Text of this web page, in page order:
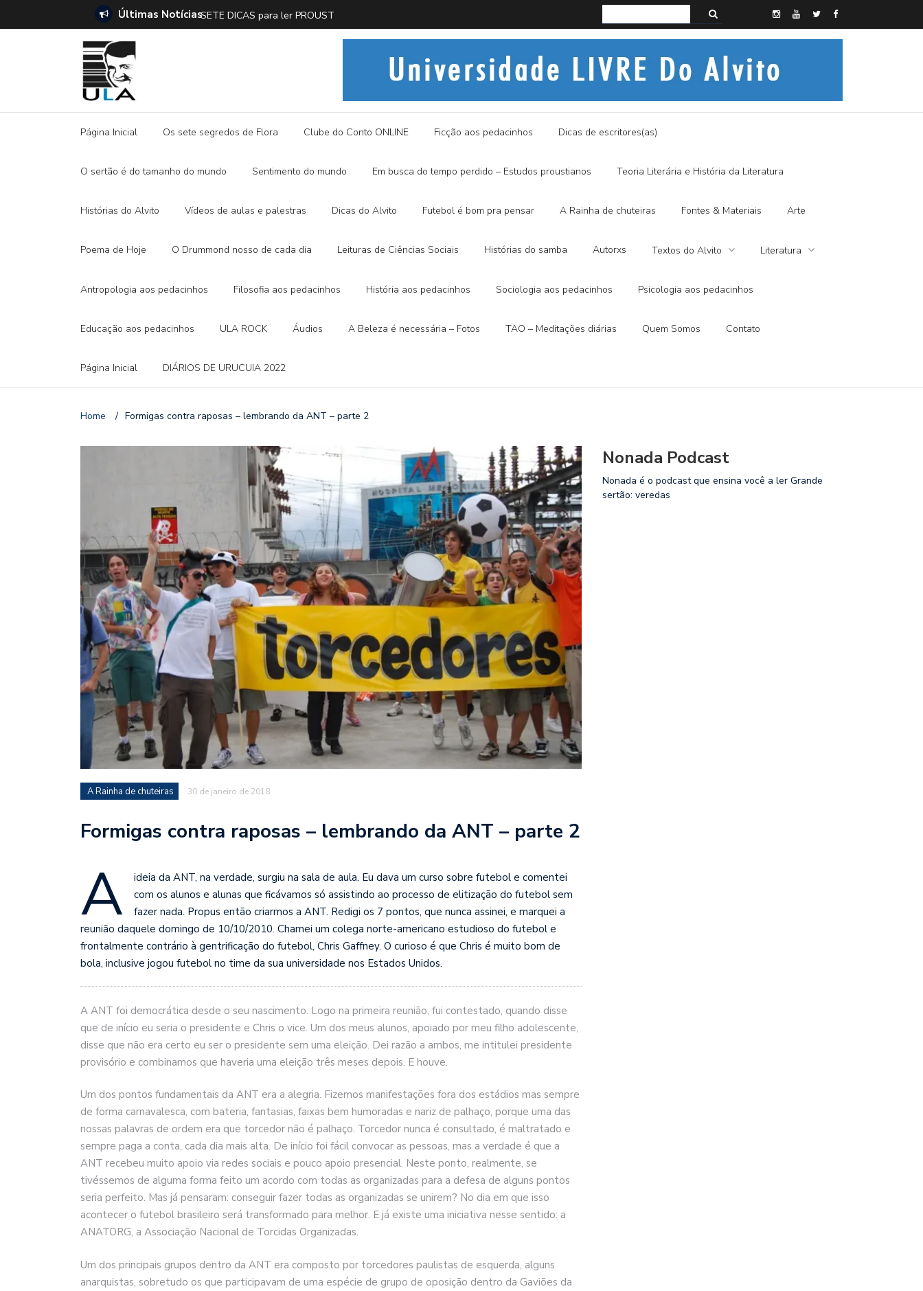
Últimas NotíciasSETE DICAS para ler PROUST Histórias do Alvito – A FRALDA DE PANO E A DITADURA DIGITAL
Página Inicial Os sete segredos de Flora Clube do Conto ONLINE Ficção aos pedacinhos Dicas de escritores(as)
O sertão é do tamanho do mundo Sentimento do mundo Em busca do tempo perdido – Estudos proustianos Teoria Literária e História da Literatura
Histórias do Alvito Vídeos de aulas e palestras Dicas do Alvito Futebol é bom pra pensar A Rainha de chuteiras Fontes & Materiais Arte
Poema de Hoje O Drummond nosso de cada dia Leituras de Ciências Sociais Histórias do samba Autorxs Textos do Alvito Literatura
Antropologia aos pedacinhos Filosofia aos pedacinhos História aos pedacinhos Sociologia aos pedacinhos Psicologia aos pedacinhos
Educação aos pedacinhos ULA ROCK Áudios A Beleza é necessária – Fotos TAO – Meditações diárias Quem Somos Contato
Página Inicial DIÁRIOS DE URUCUIA 2022
Home / Formigas contra raposas – lembrando da ANT – parte 2
A Rainha de chuteiras 30 de janeiro de 2018
Formigas contra raposas – lembrando da ANT – parte 2
A
ideia da ANT, na verdade, surgiu na sala de aula. Eu dava um curso sobre futebol e comentei
com os alunos e alunas que ficávamos só assistindo ao processo de elitização do futebol sem
fazer nada. Propus então criarmos a ANT. Redigi os 7 pontos, que nunca assinei, e marquei a
reunião daquele domingo de 10/10/2010. Chamei um colega norte-americano estudioso do futebol e
frontalmente contrário à gentrificação do futebol, Chris Gaffney. O curioso é que Chris é muito bom de
bola, inclusive jogou futebol no time da sua universidade nos Estados Unidos.
A ANT foi democrática desde o seu nascimento. Logo na primeira reunião, fui contestado, quando disse
que de início eu seria o presidente e Chris o vice. Um dos meus alunos, apoiado por meu filho adolescente,
disse que não era certo eu ser o presidente sem uma eleição. Dei razão a ambos, me intitulei presidente
provisório e combinamos que haveria uma eleição três meses depois. E houve.
Um dos pontos fundamentais da ANT era a alegria. Fizemos manifestações fora dos estádios mas sempre
de forma carnavalesca, com bateria, fantasias, faixas bem humoradas e nariz de palhaço, porque uma das
nossas palavras de ordem era que torcedor não é palhaço. Torcedor nunca é consultado, é maltratado e
sempre paga a conta, cada dia mais alta. De início foi fácil convocar as pessoas, mas a verdade é que a
ANT recebeu muito apoio via redes sociais e pouco apoio presencial. Neste ponto, realmente, se
tivéssemos de alguma forma feito um acordo com todas as organizadas para a defesa de alguns pontos
seria perfeito. Mas já pensaram: conseguir fazer todas as organizadas se unirem? No dia em que isso
acontecer o futebol brasileiro será transformado para melhor. E já existe uma iniciativa nesse sentido: a
ANATORG, a Associação Nacional de Torcidas Organizadas.
Um dos principais grupos dentro da ANT era composto por torcedores paulistas de esquerda, alguns
anarquistas, sobretudo os que participavam de uma espécie de grupo de oposição dentro da Gaviões da
Nonada Podcast
Nonada é o podcast que ensina você a ler Grande
sertão: veredas